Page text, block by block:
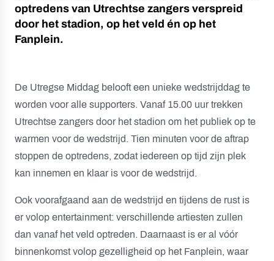
optredens van Utrechtse zangers verspreid
door het stadion, op het veld én op het
Fanplein.
De Utregse Middag belooft een unieke wedstrijddag te
worden voor alle supporters. Vanaf 15.00 uur trekken
Utrechtse zangers door het stadion om het publiek op te
warmen voor de wedstrijd. Tien minuten voor de aftrap
stoppen de optredens, zodat iedereen op tijd zijn plek
kan innemen en klaar is voor de wedstrijd.
Ook voorafgaand aan de wedstrijd en tijdens de rust is
er volop entertainment: verschillende artiesten zullen
dan vanaf het veld optreden. Daarnaast is er al vóór
binnenkomst volop gezelligheid op het Fanplein, waar